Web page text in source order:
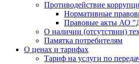
Противодействие
Нормативные
Правовые акты АО
О наличии (отсутствии)
Памятка потребителям
О ценах и тарифах
Тариф на услуги по